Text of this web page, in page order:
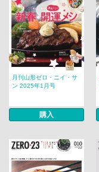
月刊山形ゼロ・ニイ・サ
ン 2025年1月号
購入